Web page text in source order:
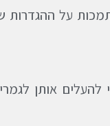
על ההגדרות
להעלים אותן